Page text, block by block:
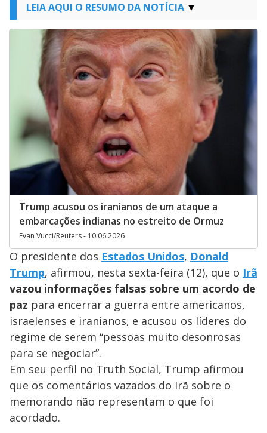
LEIA AQUI O RESUMO DA NOTÍCIA
Trump acusou os iranianos de um ataque a
embarcações indianas no estreito de Ormuz
Evan Vucci/Reuters - 10.06.2026
O presidente dos Estados Unidos, Donald
Trump, afirmou, nesta sexta-feira (12), que o Irã
vazou informações falsas sobre um acordo de
paz para encerrar a guerra entre americanos,
israelenses e iranianos, e acusou os líderes do
regime de serem “pessoas muito desonrosas
para se negociar”.
Em seu perfil no Truth Social, Trump afirmou
que os comentários vazados do Irã sobre o
memorando não representam o que foi
acordado.